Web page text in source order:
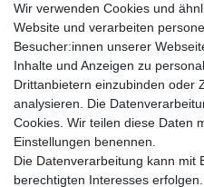
Newsletter-Anmeldung
FAQ / Fragen
Mein Warenkorb
Mein Merkzettel
Mein Konto
UNSER
Gottlieb-Daimler-Str. 10
Wir verwenden Cookies und
Website und verarbeiten
Besucher:innen unserer
Inhalte und Anzeigen zu
Drittanbietern einzubinden oder
analysieren. Die
Cookies. Wir teilen diese Daten
Einstellungen benennen.
Die Datenverarbeitung kann mit
berechtigten Interesses